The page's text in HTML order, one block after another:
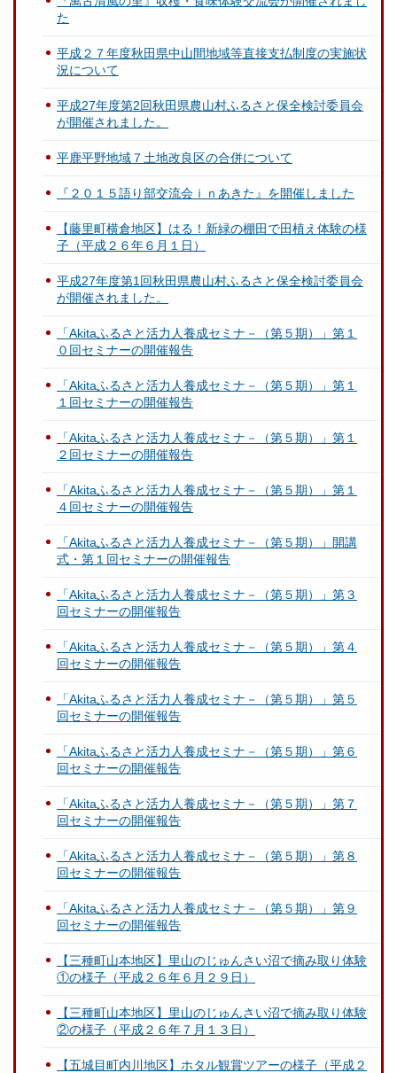
た
平成２７年度秋田県中山間地域等直接支払制度の実施状
況について
平成27年度第2回秋田県農山村ふるさと保全検討委員会
が開催されました。
平鹿平野地域７土地改良区の合併について
『２０１５語り部交流会ｉｎあきた』を開催しました
【藤里町横倉地区】はる！新緑の棚田で田植え体験の様
子（平成２６年６月１日）
平成27年度第1回秋田県農山村ふるさと保全検討委員会
が開催されました。
「Akitaふるさと活力人養成セミナ－（第５期）」第１
０回セミナーの開催報告
「Akitaふるさと活力人養成セミナ－（第５期）」第１
１回セミナーの開催報告
「Akitaふるさと活力人養成セミナ－（第５期）」第１
２回セミナーの開催報告
「Akitaふるさと活力人養成セミナ－（第５期）」第１
４回セミナーの開催報告
「Akitaふるさと活力人養成セミナ－（第５期）」開講
式・第１回セミナーの開催報告
「Akitaふるさと活力人養成セミナ－（第５期）」第３
回セミナーの開催報告
「Akitaふるさと活力人養成セミナ－（第５期）」第４
回セミナーの開催報告
「Akitaふるさと活力人養成セミナ－（第５期）」第５
回セミナーの開催報告
「Akitaふるさと活力人養成セミナ－（第５期）」第６
回セミナーの開催報告
「Akitaふるさと活力人養成セミナ－（第５期）」第７
回セミナーの開催報告
「Akitaふるさと活力人養成セミナ－（第５期）」第８
回セミナーの開催報告
「Akitaふるさと活力人養成セミナ－（第５期）」第９
回セミナーの開催報告
【三種町山本地区】里山のじゅんさい沼で摘み取り体験
①の様子（平成２６年６月２９日）
【三種町山本地区】里山のじゅんさい沼で摘み取り体験
②の様子（平成２６年７月１３日）
【五城目町内川地区】ホタル観賞ツアーの様子（平成２